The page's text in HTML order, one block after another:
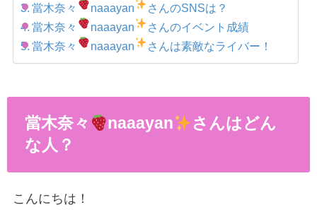
當木奈々
naaayan
さんのSNSは？
當木奈々
naaayan
さんのイベント成績
當木奈々
naaayan さんは素敵なライバー！
當木奈々 naaayan
さんはどん
な人？
こんにちは！